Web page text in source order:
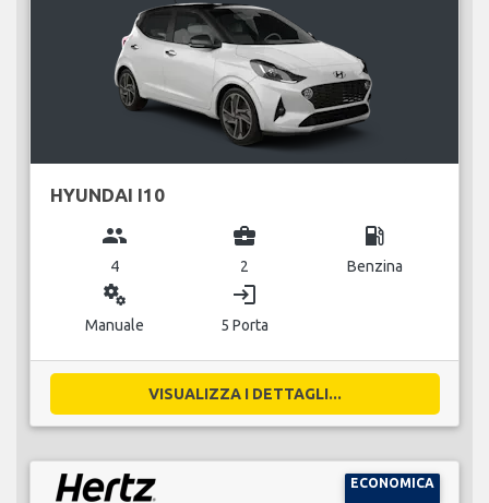
HYUNDAI I10
group
4
business_center
2
local_gas_station
Benzina
miscellaneous_services
Manuale
login
5 Porta
VISUALIZZA I DETTAGLI...
ECONOMICA